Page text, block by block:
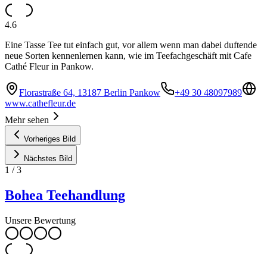
4.6
Eine Tasse Tee tut einfach gut, vor allem wenn man dabei duftende
neue Sorten kennenlernen kann, wie im Teefachgeschäft mit Cafe
Cathé Fleur in Pankow.
Florastraße 64, 13187 Berlin Pankow
+49 30 48097989
www.cathefleur.de
Mehr sehen
Vorheriges Bild
Nächstes Bild
1 /3
Bohea Teehandlung
Unsere Bewertung